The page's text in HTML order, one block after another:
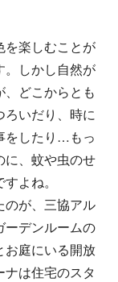
を楽しむことが
。しかし自然が
どこからとも
ろいだり、時に
をしたり…もっ
に、蚊や虫のせ
よね。
のが、三協アル
ーデンルームの
お庭にいる開放
は住宅のスタ